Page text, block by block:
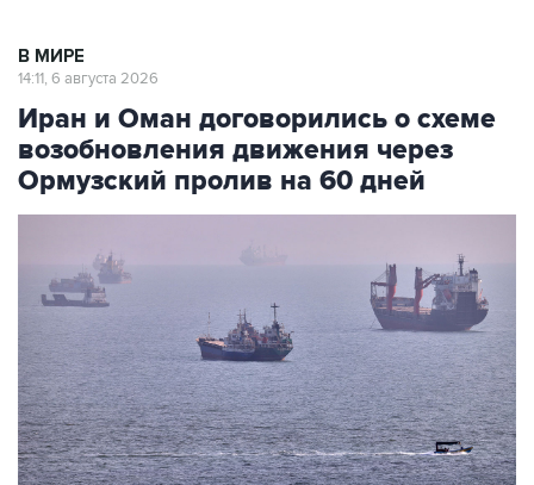
В МИРЕ
14:11, 6 августа 2026
Иран и Оман договорились о схеме
возобновления движения через
Ормузский пролив на 60 дней